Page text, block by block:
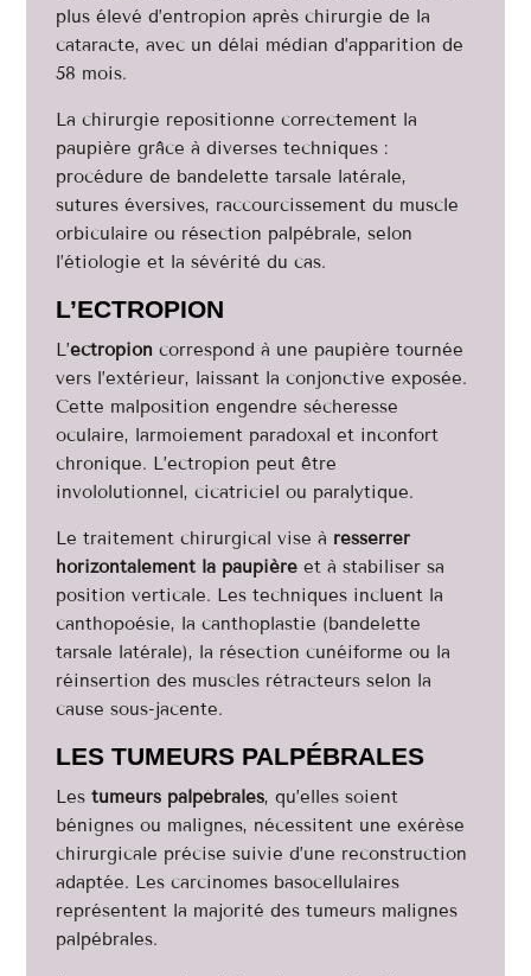
plus élevé d’entropion après chirurgie de la
cataracte, avec un délai médian d’apparition de
58 mois.
La chirurgie repositionne correctement la
paupière grâce à diverses techniques :
procédure de bandelette tarsale latérale,
sutures éversives, raccourcissement du muscle
orbiculaire ou résection palpébrale, selon
l’étiologie et la sévérité du cas.
L’ECTROPION
L’ectropion correspond à une paupière tournée
vers l’extérieur, laissant la conjonctive exposée.
Cette malposition engendre sécheresse
oculaire, larmoiement paradoxal et inconfort
chronique. L’ectropion peut être
invololutionnel, cicatriciel ou paralytique.
Le traitement chirurgical vise à resserrer
horizontalement la paupière et à stabiliser sa
position verticale. Les techniques incluent la
canthopoésie, la canthoplastie (bandelette
tarsale latérale), la résection cunéiforme ou la
réinsertion des muscles rétracteurs selon la
cause sous-jacente.
LES TUMEURS PALPÉBRALES
Les tumeurs palpébrales, qu’elles soient
bénignes ou malignes, nécessitent une exérèse
chirurgicale précise suivie d’une reconstruction
adaptée. Les carcinomes basocellulaires
représentent la majorité des tumeurs malignes
palpébrales.